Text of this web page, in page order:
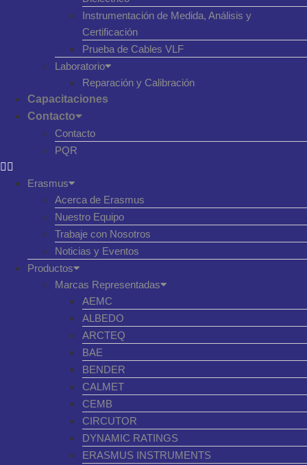
Instrumentación de Medida, Análisis y
Certificación
Prueba de Cables VLF
Laboratorio
Reparación y Calibración
Capacitaciones
Contacto
Contacto
PQR
Erasmus
Acerca de Erasmus
Nuestro Equipo
Trabaje con Nosotros
Noticias y Eventos
Productos
Marcas Representadas
AEMC
ALBEDO
ARCTEQ
BAE
BENDER
CALMET
CEMB
CIRCUTOR
DYNAMIC RATINGS
ERASMUS INSTRUMENTS